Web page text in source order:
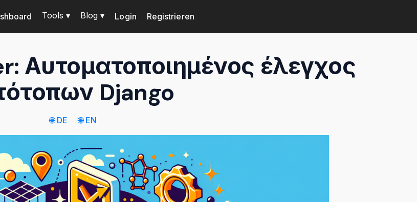
Tools ▾ Blog ▾ Login Registrieren
Αυτοματοποιημένος έλεγχος
Django
🌐 DE 🌐 EN